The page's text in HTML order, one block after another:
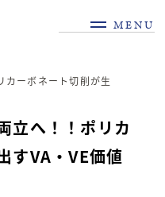
MENU
カーボネート切削が生
立へ！！ポリカ
すVA・VE価値